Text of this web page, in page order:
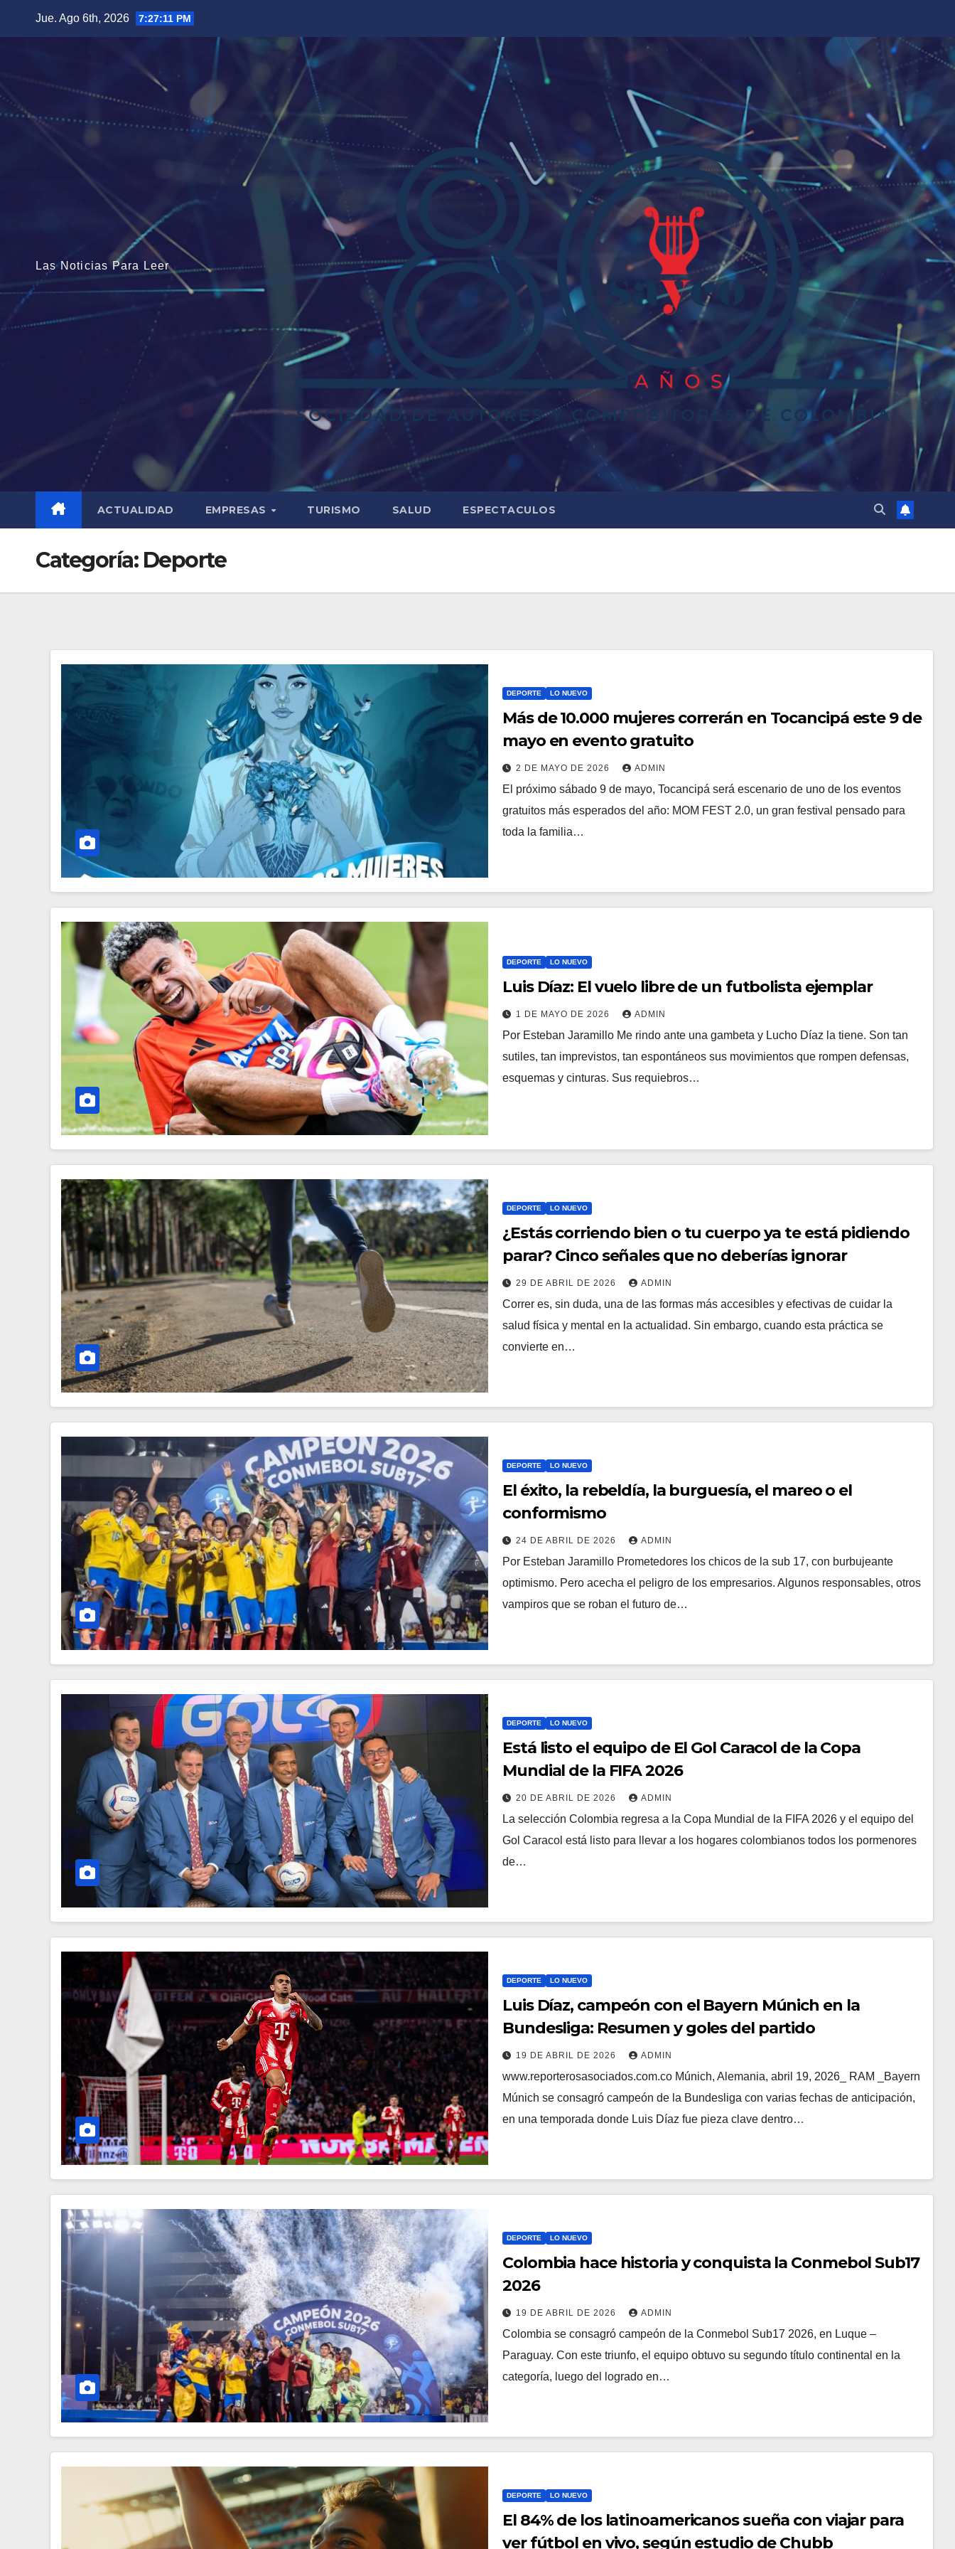
Jue. Ago 6th, 2026 7:27:13 PM
Las Noticias Para Leer
ACTUALIDAD EMPRESAS TURISMO SALUD ESPECTACULOS
Categoría: Deporte
DEPORTE LO NUEVO
Más de 10.000 mujeres correrán en Tocancipá este 9 de
mayo en evento gratuito
2 DE MAYO DE 2026 ADMIN
El próximo sábado 9 de mayo, Tocancipá será escenario de uno de los eventos
gratuitos más esperados del año: MOM FEST 2.0, un gran festival pensado para
toda la familia…
DEPORTE LO NUEVO
Luis Díaz: El vuelo libre de un futbolista ejemplar
1 DE MAYO DE 2026 ADMIN
Por Esteban Jaramillo Me rindo ante una gambeta y Lucho Díaz la tiene. Son tan
sutiles, tan imprevistos, tan espontáneos sus movimientos que rompen defensas,
esquemas y cinturas. Sus requiebros…
DEPORTE LO NUEVO
¿Estás corriendo bien o tu cuerpo ya te está pidiendo
parar? Cinco señales que no deberías ignorar
29 DE ABRIL DE 2026 ADMIN
Correr es, sin duda, una de las formas más accesibles y efectivas de cuidar la
salud física y mental en la actualidad. Sin embargo, cuando esta práctica se
convierte en…
DEPORTE LO NUEVO
El éxito, la rebeldía, la burguesía, el mareo o el
conformismo
24 DE ABRIL DE 2026 ADMIN
Por Esteban Jaramillo Prometedores los chicos de la sub 17, con burbujeante
optimismo. Pero acecha el peligro de los empresarios. Algunos responsables, otros
vampiros que se roban el futuro de…
DEPORTE LO NUEVO
Está listo el equipo de El Gol Caracol de la Copa
Mundial de la FIFA 2026
20 DE ABRIL DE 2026 ADMIN
La selección Colombia regresa a la Copa Mundial de la FIFA 2026 y el equipo del
Gol Caracol está listo para llevar a los hogares colombianos todos los pormenores
de…
DEPORTE LO NUEVO
Luis Díaz, campeón con el Bayern Múnich en la
Bundesliga: Resumen y goles del partido
19 DE ABRIL DE 2026 ADMIN
www.reporterosasociados.com.co Múnich, Alemania, abril 19, 2026_ RAM _Bayern
Múnich se consagró campeón de la Bundesliga con varias fechas de anticipación,
en una temporada donde Luis Díaz fue pieza clave dentro…
DEPORTE LO NUEVO
Colombia hace historia y conquista la Conmebol Sub17
2026
19 DE ABRIL DE 2026 ADMIN
Colombia se consagró campeón de la Conmebol Sub17 2026, en Luque –
Paraguay. Con este triunfo, el equipo obtuvo su segundo título continental en la
categoría, luego del logrado en…
DEPORTE LO NUEVO
El 84% de los latinoamericanos sueña con viajar para
ver fútbol en vivo, según estudio de Chubb